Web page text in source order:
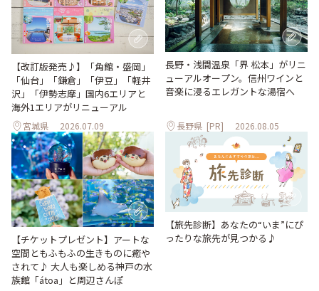
【改訂版発売♪】「角館・盛岡」
「仙台」「鎌倉」「伊豆」「軽井
沢」「伊勢志摩」国内6エリアと
海外1エリアがリニューアル
宮城県 2026.07.09
長野・浅間温泉「界 松本」がリニ
ューアルオープン。信州ワインと
音楽に浸るエレガントな湯宿へ
長野県 [PR] 2026.08.05
【チケットプレゼント】アートな
空間ともふもふの生きものに癒や
されて♪ 大人も楽しめる神戸の水
族館「átoa」と周辺さんぽ
【旅先診断】あなたの“いま”にぴ
ったりな旅先が見つかる♪